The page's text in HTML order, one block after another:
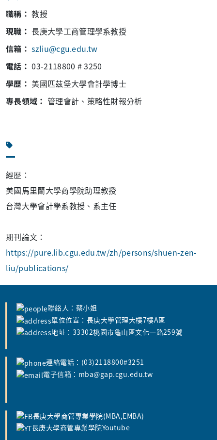
職稱： 教授
現職： 長庚大學工商管理學系教授
信箱： szliu@cgu.edu.tw
電話： 03-2118800 # 3250
學歷： 美國匹茲堡大學會計學博士
專長領域： 管理會計、策略性財報分析
經歷：
美國馬里蘭大學商學院助理教授
台灣大學會計學系教授、系主任
期刊論文：
https://pure.lib.cgu.edu.tw/zh/persons/shuen-zen-
liu/publications/
聯絡人：蔡小姐
單位位置：長庚大學管理大樓7樓A區
地址：33302桃園市龜山區文化一路259號
連絡電話：(03)2118800#3251
電子信箱：mba@gap.cgu.edu.tw
長庚大學商管專業學院(MBA,EMBA)
長庚大學商管專業學院Youtube